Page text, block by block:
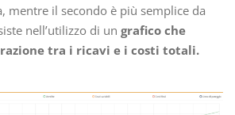
mentre il secondo è più semplice da
nell’utilizzo di un grafico che
tra i ricavi e i costi totali.